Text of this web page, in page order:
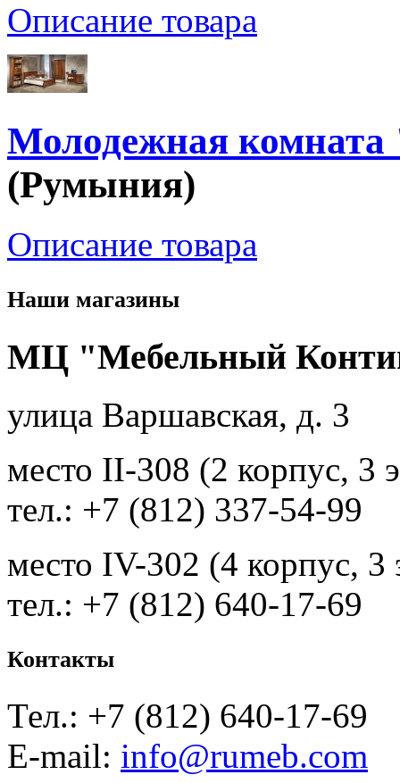
Описание товара
Молодежная
(Румыния)
Описание товара
Наши магазины
МЦ "Мебельный
улица Варшавская, д. 3
место II-308 (2 корпус, 3
тел.: +7 (812) 337-54-99
место IV-302 (4 корпус, 3
тел.: +7 (812) 640-17-69
Контакты
Тел.: +7 (812) 640-17-69
E-mail: info@rumeb.com